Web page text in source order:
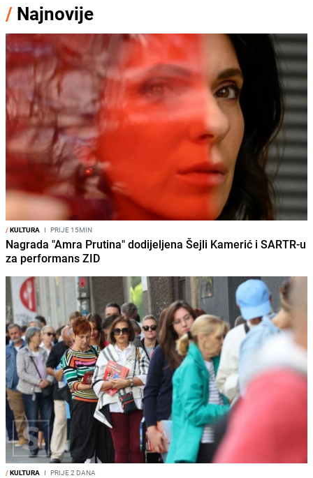
/ Najnovije
/KULTURA I PRIJE 15MIN
Nagrada "Amra Prutina" dodijeljena Šejli Kamerić i SARTR-u
za performans ZID
/KULTURA I PRIJE 2 DANA